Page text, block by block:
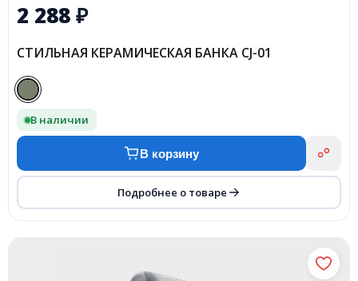
2 288₽
СТИЛЬНАЯ КЕРАМИЧЕСКАЯ БАНКА CJ-01
В наличии
В корзину
Подробнее о товаре